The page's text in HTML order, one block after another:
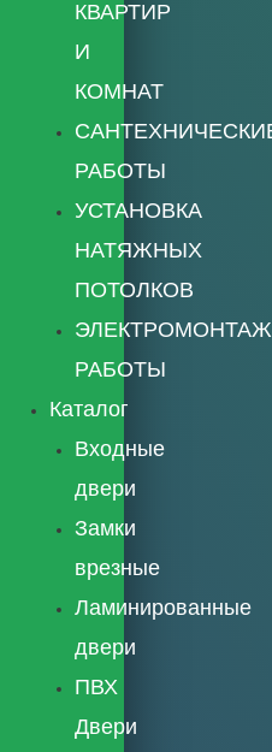
КВАРТИР
И
КОМНАТ
РАБОТЫ
УСТАНОВКА
НАТЯЖНЫХ
ПОТОЛКОВ
РАБОТЫ
Каталог
Входные
двери
Замки
врезные
Ламинированные
двери
ПВХ
Двери